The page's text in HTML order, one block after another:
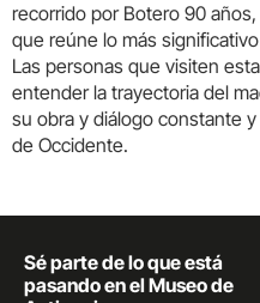
recorrido por Botero 90
que reúne lo más
Las personas que visiten
entender la trayectoria del
su obra y diálogo constante
de Occidente.
Sé parte de lo que está
pasando en el Museo de